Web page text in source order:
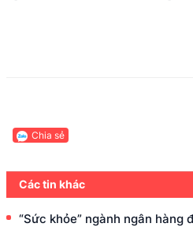
Chia sẻ
Các tin khác
“Sức khỏe” ngành ngân hàng